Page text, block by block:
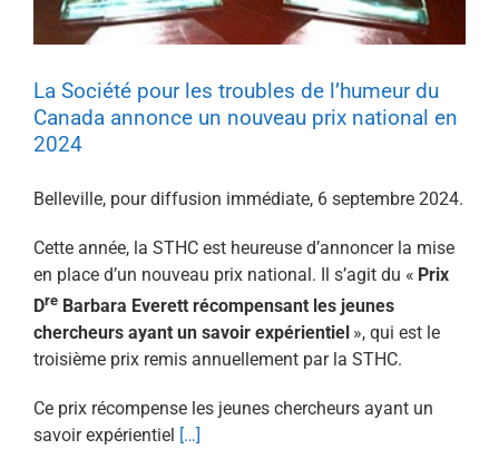
La Société pour les troubles de l’humeur du
Canada annonce un nouveau prix national en
2024
Belleville, pour diffusion immédiate, 6 septembre 2024.
Cette année, la STHC est heureuse d’annoncer la mise
en place d’un nouveau prix national. Il s’agit du « Prix
Dre Barbara Everett récompensant les jeunes
chercheurs ayant un savoir expérientiel », qui est le
troisième prix remis annuellement par la STHC.
Ce prix récompense les jeunes chercheurs ayant un
savoir expérientiel […]